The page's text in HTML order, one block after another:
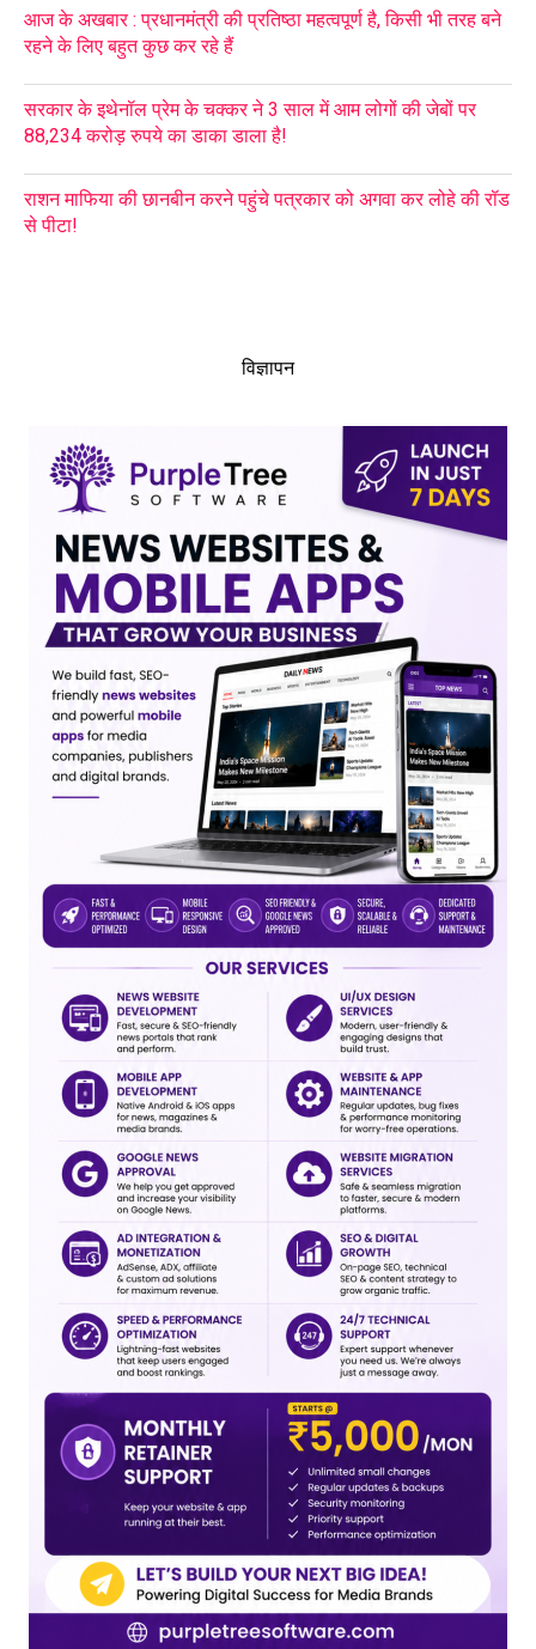
आज के अखबार : प्रधानमंत्री की प्रतिष्ठा महत्वपूर्ण है, किसी भी तरह बने
रहने के लिए बहुत कुछ कर रहे हैं
सरकार के इथेनॉल प्रेम के चक्कर ने 3 साल में आम लोगों की जेबों पर
88,234 करोड़ रुपये का डाका डाला है!
राशन माफिया की छानबीन करने पहुंचे पत्रकार को अगवा कर लोहे की रॉड
से पीटा!
विज्ञापन